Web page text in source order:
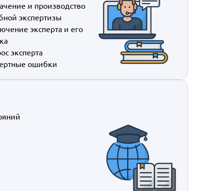
и производство
экспертизы
эксперта и его
эксперта
ошибки